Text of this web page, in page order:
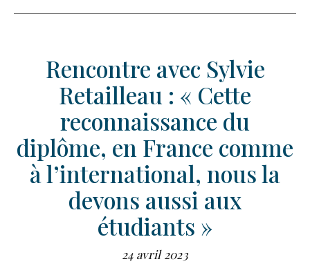
Rencontre avec Sylvie
Retailleau : « Cette
reconnaissance du
diplôme, en France comme
à l’international, nous la
devons aussi aux
étudiants »
24 avril 2023